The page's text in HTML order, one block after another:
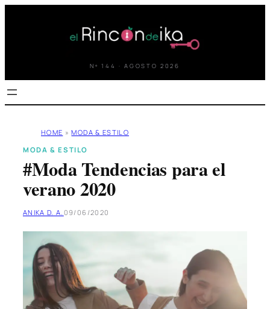
Nº 144 · AGOSTO 2026
HOME » MODA & ESTILO
MODA & ESTILO
#Moda Tendencias para el
verano 2020
ANIKA D. A. 09/06/2020